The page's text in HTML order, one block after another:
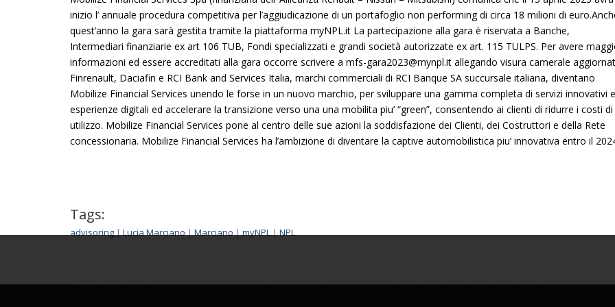
inizio l’ annuale procedura competitiva per l’aggiudicazione di un portafoglio non performing di circa 18 milioni di
quest’anno la gara sarà gestita tramite la piattaforma myNPL.it La partecipazione alla gara è riservata a Banche,
Intermediari finanziarie ex art 106 TUB, Fondi specializzati e grandi società autorizzate ex art. 115 TULPS. Per avere
informazioni ed essere accreditati alla gara occorre scrivere a mfs-gara2023@mynpl.it allegando visura camerale
Finrenault, Daciafin e RCI Bank and Services Italia, marchi commerciali di RCI Banque SA succursale italiana, diventano
Mobilize Financial Services unendo le forse in un nuovo marchio, per sviluppare una gamma completa di servizi innovativi
esperienze digitali ed accelerare la transizione verso una una mobilita piu’ “green”, consentendo ai clienti di ridurre i costi di
utilizzo. Mobilize Financial Services pone al centro delle sue azioni la soddisfazione dei Clienti, dei Costruttori e della Rete
concessionaria. Mobilize Financial Services ha l’ambizione di diventare la captive automobilistica piu’ innovativa entro il
Tags:
advisoring | Lucia Marciano | Marciano | myNPL | NPL